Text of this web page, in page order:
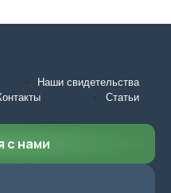
Наши свидетельства
Статьи
с нами